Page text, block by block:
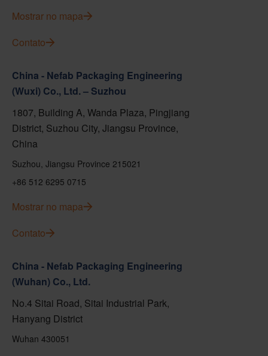
Mostrar no mapa
Contato
China - Nefab Packaging Engineering
(Wuxi) Co., Ltd. – Suzhou
1807, Building A, Wanda Plaza, Pingjiang
District, Suzhou City, Jiangsu Province,
China
Suzhou, Jiangsu Province 215021
+86 512 6295 0715
Mostrar no mapa
Contato
China - Nefab Packaging Engineering
(Wuhan) Co., Ltd.
No.4 Sitai Road, Sitai Industrial Park,
Hanyang District
Wuhan 430051